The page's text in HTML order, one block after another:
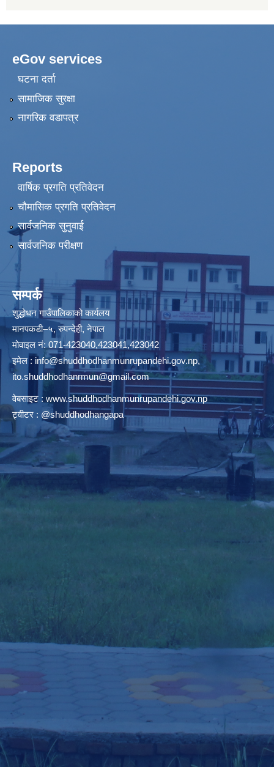
eGov services
घटना दर्ता
सामाजिक सुरक्षा
नागरिक वडापत्र
Reports
वार्षिक प्रगति प्रतिवेदन
चौमासिक प्रगति प्रतिवेदन
सार्वजनिक सुनुवाई
सार्वजनिक परीक्षण
सम्पर्क
शुद्धोधन गाउँपालिकाको कार्यलय
मानपकडी–५, रुपन्देही, नेपाल
मोवाइल नं: 071-423040,423041,423042
इमेल : info@shuddhodhanmunrupandehi.gov.np,
ito.shuddhodhanrmun@gmail.com
वेबसाइट : www.shuddhodhanmunrupandehi.gov.np
ट्वीटर : @shuddhodhangapa